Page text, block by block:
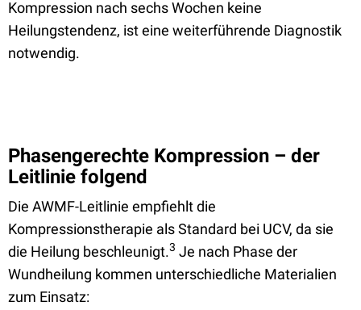
Kompression nach sechs Wochen keine
Heilungstendenz, ist eine weiterführende Diagnostik
notwendig.
Phasengerechte Kompression – der
Leitlinie folgend
Die AWMF-Leitlinie empfiehlt die
Kompressionstherapie als Standard bei UCV, da sie
die Heilung beschleunigt.3 Je nach Phase der
Wundheilung kommen unterschiedliche Materialien
zum Einsatz: